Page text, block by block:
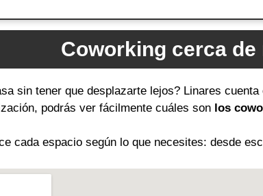
Coworking cerca de
sin tener que desplazarte lejos? Linares
podrás ver fácilmente cuáles son los
cada espacio según lo que necesites: desde